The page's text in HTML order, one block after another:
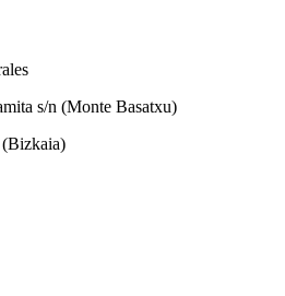
s/n (Monte Basatxu)